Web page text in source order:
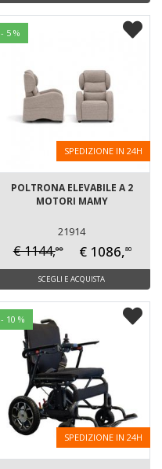
- 5 %
SPEDIZIONE IN 24H
POLTRONA ELEVABILE A 2
MOTORI MAMY
21914
€ 1144,00 € 1086,80
SCEGLI E ACQUISTA
- 10 %
SPEDIZIONE IN 24H